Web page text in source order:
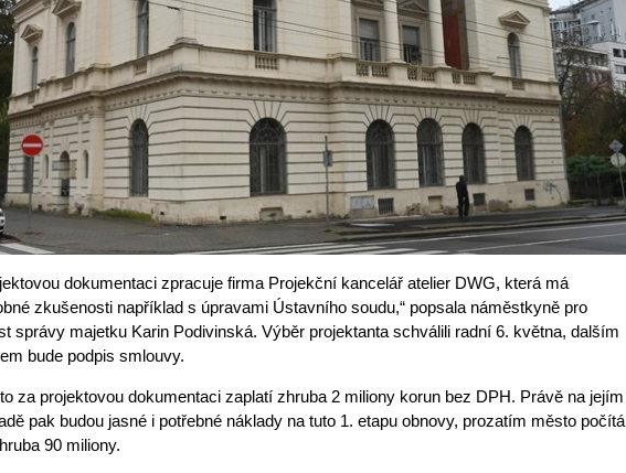
dokumentaci zpracuje firma Projekční kancelář atelier DWG, která má
zkušenosti například s úpravami Ústavního soudu,“ popsala náměstkyně pro
správy majetku Karin Podivinská. Výběr projektanta schválili radní 6. května, dalším
bude podpis smlouvy.
za projektovou dokumentaci zaplatí zhruba 2 miliony korun bez DPH. Právě na jejím
pak budou jasné i potřebné náklady na tuto 1. etapu obnovy, prozatím město počítá
90 miliony.